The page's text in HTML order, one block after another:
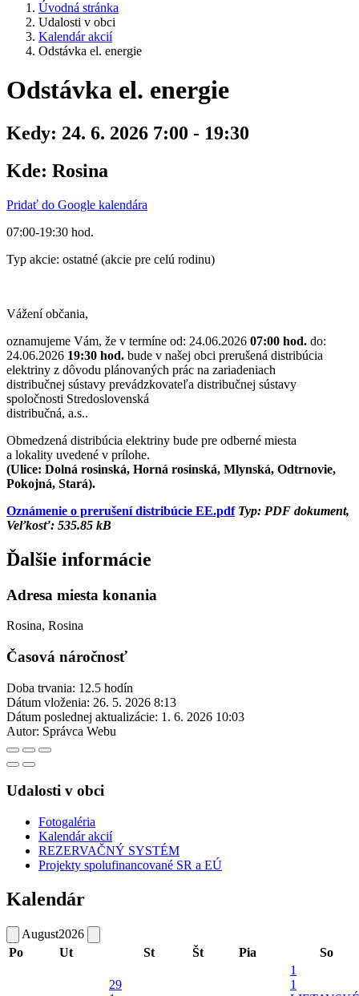
Úvodná stránka
Udalosti v obci
Kalendár akcií
Odstávka el. energie
Odstávka el. energie
Kedy: 24. 6. 2026 7:00 - 19:30
Kde: Rosina
Pridať do Google kalendára
07:00-19:30 hod.
Typ akcie: ostatné (akcie pre celú rodinu)
Vážení občania,
oznamujeme Vám, že v termíne od: 24.06.2026 07:00 hod. do:
24.06.2026 19:30 hod. bude v našej obci prerušená distribúcia
elektriny z dôvodu plánovaných prác na zariadeniach
distribučnej sústavy prevádzkovateľa distribučnej sústavy
spoločnosti Stredoslovenská
distribučná, a.s..
Obmedzená distribúcia elektriny bude pre odberné miesta
a lokality uvedené v prílohe.
(Ulice: Dolná rosinská, Horná rosinská, Mlynská, Odtrnovie,
Pokojná, Stará).
Oznámenie o prerušení distribúcie EE.pdfTyp: PDF dokument,
Veľkosť: 535.85 kB
Ďalšie informácie
Adresa miesta konania
Rosina, Rosina
Časová náročnosť
Doba trvania: 12.5 hodín
Dátum vloženia: 26. 5. 2026 8:13
Dátum poslednej aktualizácie: 1. 6. 2026 10:03
Autor: Správca Webu
Udalosti v obci
Fotogaléria
Kalendár akcií
REZERVAČNÝ SYSTÉM
Projekty spolufinancované SR a EÚ
Kalendár
August2026
Po
Ut St Št Pia So
29
1
1